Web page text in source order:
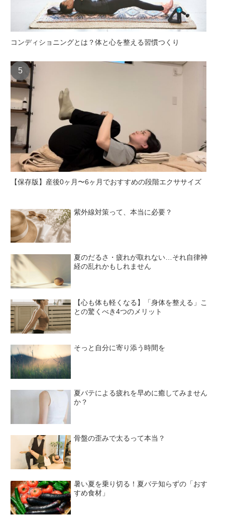
コンディショニングとは？体と心を整える習慣つくり
【保存版】産後0ヶ月〜6ヶ月でおすすめの段階エクササイズ
紫外線対策って、本当に必要？
夏のだるさ・疲れが取れない…それ自律神
経の乱れかもしれません
【心も体も軽くなる】「身体を整える」こ
との驚くべき4つのメリット
そっと自分に寄り添う時間を
夏バテによる疲れを早めに癒してみません
か？
骨盤の歪みで太るって本当？
暑い夏を乗り切る！夏バテ知らずの「おす
すめ食材」